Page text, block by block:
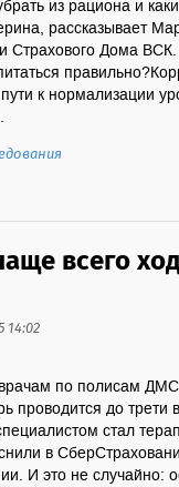
из рациона и
рассказывает
Страхового Дома
к нормализации
всего
14:02
по полисам
проводится до трети
стал
в
И это не случайно: